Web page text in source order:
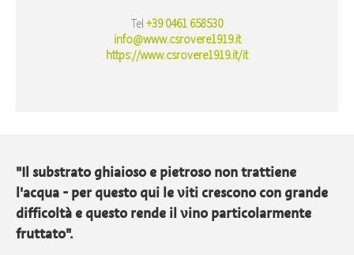
Tel+39 0461 658530
info@www.csrovere1919.it
https://www.csrovere1919.it/it
"Il substrato ghiaioso e pietroso non trattiene
l'acqua - per questo qui le viti crescono con grande
difficoltà e questo rende il vino particolarmente
fruttato".